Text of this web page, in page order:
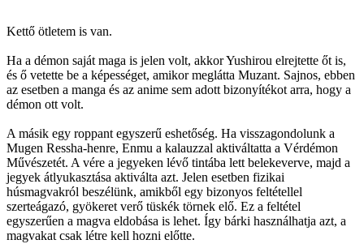
Kettő ötletem is van.
Ha a démon saját maga is jelen volt, akkor Yushirou elrejtette őt is,
és ő vetette be a képességet, amikor meglátta Muzant. Sajnos, ebben
az esetben a manga és az anime sem adott bizonyítékot arra, hogy a
démon ott volt.
A másik egy roppant egyszerű eshetőség. Ha visszagondolunk a
Mugen Ressha-henre, Enmu a kalauzzal aktiváltatta a Vérdémon
Művészetét. A vére a jegyeken lévő tintába lett belekeverve, majd a
jegyek átlyukasztása aktiválta azt. Jelen esetben fizikai
húsmagvakról beszélünk, amikből egy bizonyos feltétellel
szerteágazó, gyökeret verő tüskék törnek elő. Ez a feltétel
egyszerűen a magva eldobása is lehet. Így bárki használhatja azt, a
magvakat csak létre kell hozni előtte.